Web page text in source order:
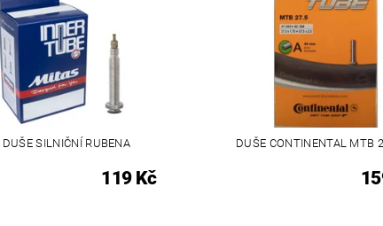
DUŠE SILNIČNÍ RUBENA
119 Kč
DUŠE CONTINENTAL MTB